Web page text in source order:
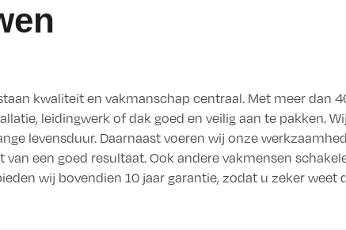
staan kwaliteit en vakmanschap centraal. Met meer
leidingwerk of dak goed en veilig aan te pakken.
levensduur. Daarnaast voeren wij onze
een goed resultaat. Ook andere vakmensen
wij bovendien 10 jaar garantie, zodat u zeker weet